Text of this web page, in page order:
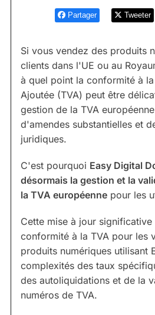
Partager Tweeter
Si vous vendez des produits
clients dans l'UE ou au
à quel point la conformité à
Ajoutée (TVA) peut être
gestion de la TVA
d'amendes substantielles et
juridiques.
C'est pourquoi Easy Digital
désormais la gestion et la
la TVA européenne pour les
Cette mise à jour
conformité à la TVA pour les
produits numériques utilisant
complexités des taux
des autoliquidations et de la
numéros de TVA.